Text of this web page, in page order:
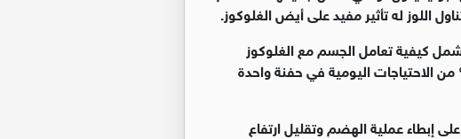
اللوز له تأثير مفيد على أيض الغلوكوز.
كيفية تعامل الجسم مع الغلوكوز
يُعد اللوز مصدرًا جيدًا بشكل مدهش، حيث يوفر حوالي 20% من الاحتياجات اليومية في حفنة واحدة
إبطاء عملية الهضم وتقليل ارتفاع